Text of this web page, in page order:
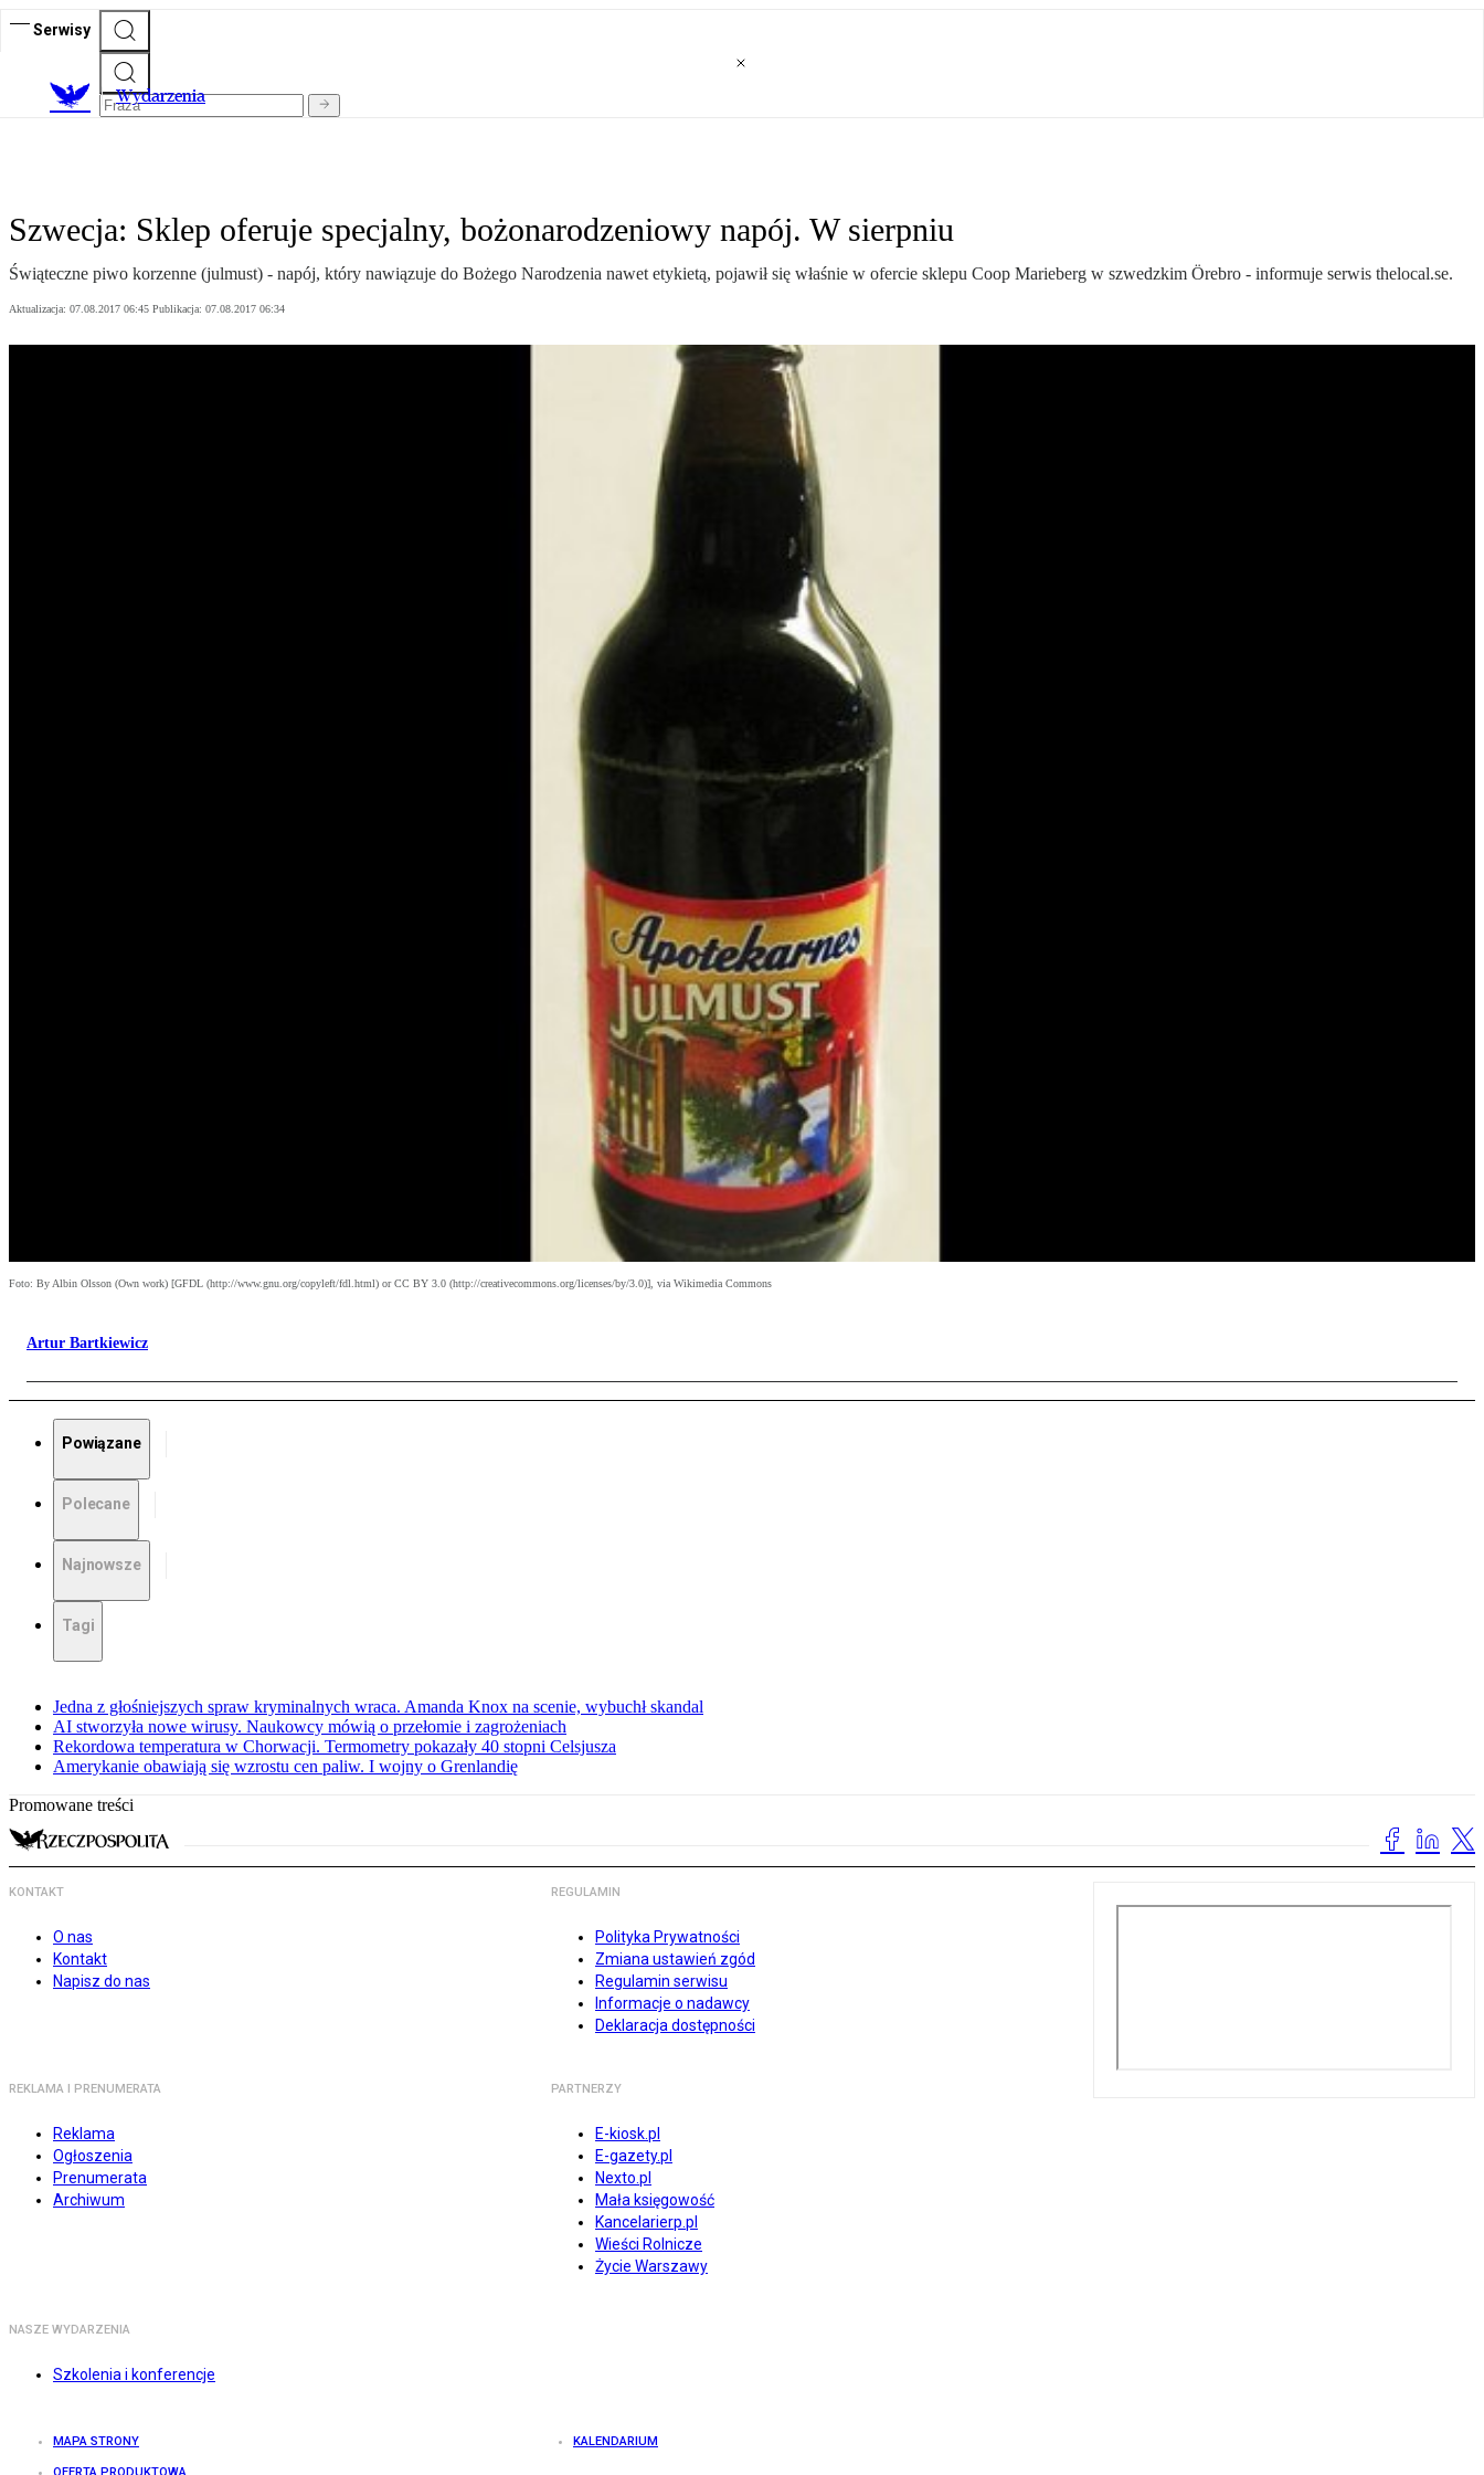
Serwisy
Wydarzenia
Szwecja: Sklep oferuje specjalny, bożonarodzeniowy napój. W sierpniu
Świąteczne piwo korzenne (julmust) - napój, który nawiązuje do Bożego Narodzenia nawet etykietą, pojawił się właśnie w ofercie sklepu Coop Marieberg w szwedzkim Örebro - informuje serwis thelocal.se.
Aktualizacja: 07.08.2017 06:45 Publikacja: 07.08.2017 06:34
Foto: By Albin Olsson (Own work) [GFDL (http://www.gnu.org/copyleft/fdl.html) or CC BY 3.0 (http://creativecommons.org/licenses/by/3.0)], via Wikimedia Commons
Artur Bartkiewicz
Powiązane
Polecane
Najnowsze
Tagi
Jedna z głośniejszych spraw kryminalnych wraca. Amanda Knox na scenie, wybuchł skandal
AI stworzyła nowe wirusy. Naukowcy mówią o przełomie i zagrożeniach
Rekordowa temperatura w Chorwacji. Termometry pokazały 40 stopni Celsjusza
Amerykanie obawiają się wzrostu cen paliw. I wojny o Grenlandię
Promowane treści
KONTAKT
O nas
Kontakt
Napisz do nas
REGULAMIN
Polityka Prywatności
Zmiana ustawień zgód
Regulamin serwisu
Informacje o nadawcy
Deklaracja dostępności
REKLAMA I PRENUMERATA
Reklama
Ogłoszenia
Prenumerata
Archiwum
PARTNERZY
E-kiosk.pl
E-gazety.pl
Nexto.pl
Mała księgowość
Kancelarierp.pl
Wieści Rolnicze
Życie Warszawy
NASZE WYDARZENIA
Szkolenia i konferencje
MAPA STRONY KALENDARIUM